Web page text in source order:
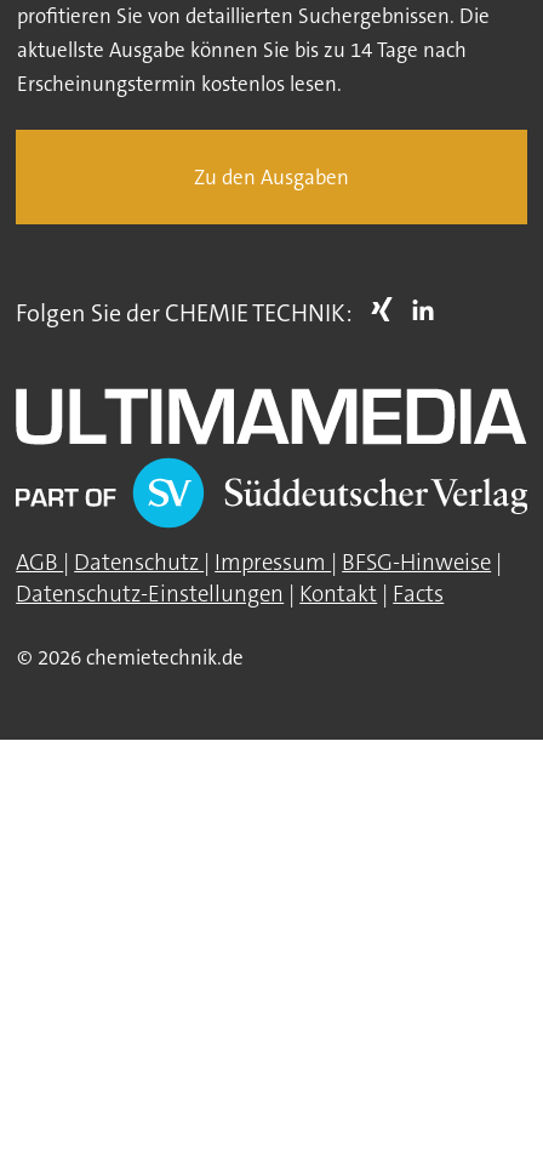
profitieren Sie von detaillierten Suchergebnissen. Die
aktuellste Ausgabe können Sie bis zu 14 Tage nach
Erscheinungstermin kostenlos lesen.
Zu den Ausgaben
Folgen Sie der CHEMIE TECHNIK:
AGB | Datenschutz | Impressum | BFSG-Hinweise |
Datenschutz-Einstellungen | Kontakt | Facts
© 2026 chemietechnik.de